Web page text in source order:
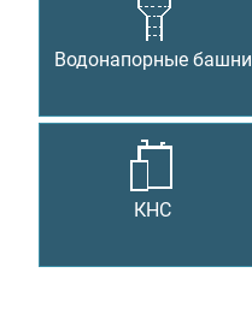
Водонапорные башни
КНС